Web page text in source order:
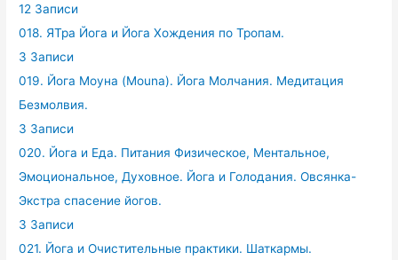
12 Записи
018. ЯТра Йога и Йога Хождения по Тропам.
3 Записи
019. Йога Моуна (Mouna). Йога Молчания. Медитация
Безмолвия.
3 Записи
020. Йога и Еда. Питания Физическое, Ментальное,
Эмоциональное, Духовное. Йога и Голодания. Овсянка-
Экстра спасение йогов.
3 Записи
021. Йога и Очистительные практики. Шаткармы.